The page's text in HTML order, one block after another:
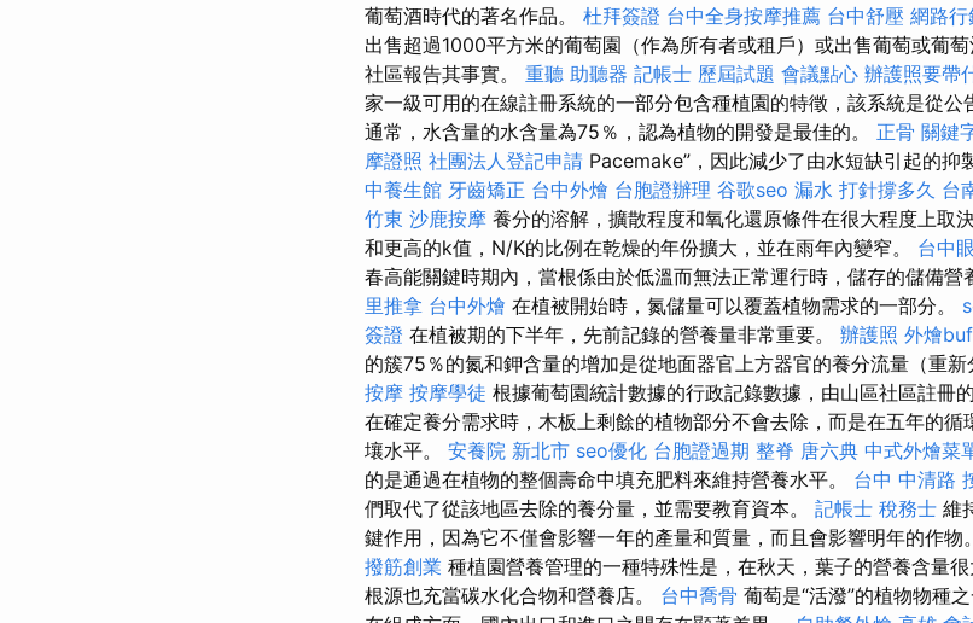
葡萄酒時代的著名作品。 杜拜簽證 台中全身按摩推薦 台中舒壓 網路行
出售超過1000平方米的葡萄園（作為所有者或租戶）或出售葡萄或葡
社區報告其事實。 重聽 助聽器 記帳士 歷屆試題 會議點心 辦護照要帶
家一級可用的在線註冊系統的一部分包含種植園的特徵，該系統是從公
通常，水含量的水含量為75％，認為植物的開發是最佳的。 正骨 關鍵
摩證照 社團法人登記申請 Pacemake”，因此減少了由水短缺引起的抑
中養生館 牙齒矯正 台中外燴 台胞證辦理 谷歌seo 漏水 打針撐多久 台
竹東 沙鹿按摩 養分的溶解，擴散程度和氧化還原條件在很大程度上取
和更高的k值，N/K的比例在乾燥的年份擴大，並在雨年內變窄。 台中
春高能關鍵時期內，當根係由於低溫而無法正常運行時，儲存的儲備營
里推拿 台中外燴 在植被開始時，氮儲量可以覆蓋植物需求的一部分。
簽證 在植被期的下半年，先前記錄的營養量非常重要。 辦護照 外燴
的簇75％的氮和鉀含量的增加是從地面器官上方器官的養分流量（重新
按摩 按摩學徒 根據葡萄園統計數據的行政記錄數據，由山區社區註冊
在確定養分需求時，木板上剩餘的植物部分不會去除，而是在五年的循
壤水平。 安養院 新北市 seo優化 台胞證過期 整脊 唐六典 中式外燴菜
的是通過在植物的整個壽命中填充肥料來維持營養水平。 台中 中清路
們取代了從該地區去除的養分量，並需要教育資本。 記帳士 稅務士 維
鍵作用，因為它不僅會影響一年的產量和質量，而且會影響明年的作物
撥筋創業 種植園營養管理的一種特殊性是，在秋天，葉子的營養含量
根源也充當碳水化合物和營養店。 台中喬骨 葡萄是“活潑”的植物物種